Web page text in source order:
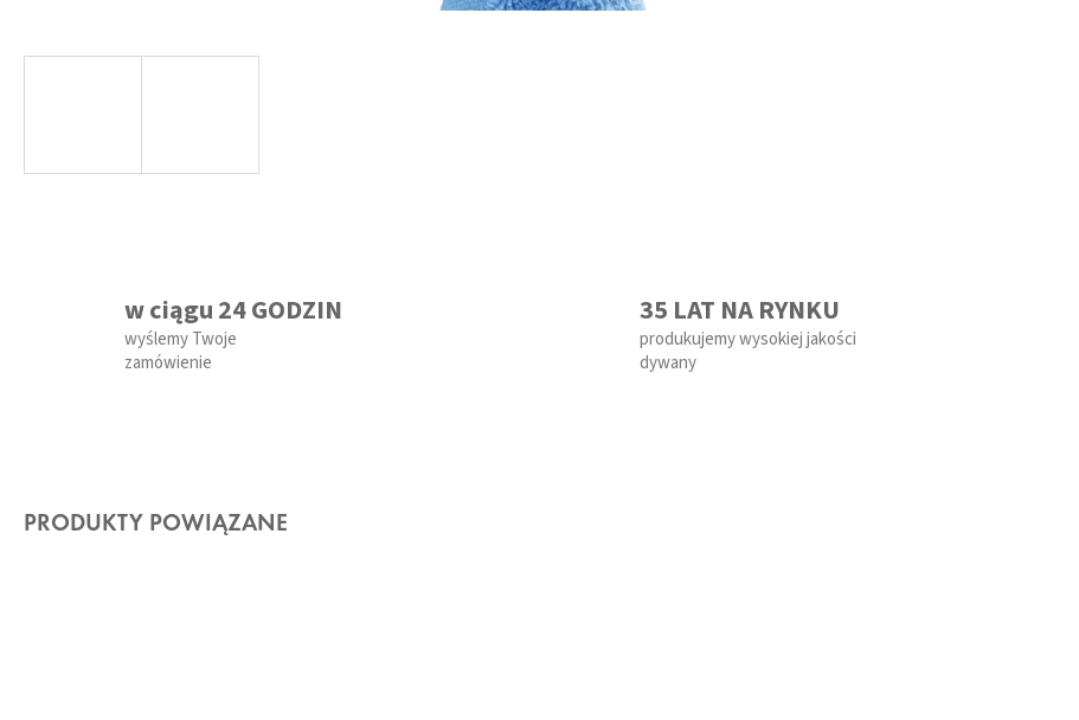
w ciągu 24 GODZIN
wyślemy Twoje
zamówienie
35 LAT NA RYNKU
produkujemy wysokiej jakości
dywany
PRODUKTY POWIĄZANE